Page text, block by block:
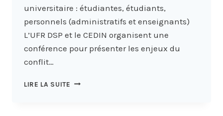
universitaire : étudiantes, étudiants,
personnels (administratifs et enseignants)
L’UFR DSP et le CEDIN organisent une
conférence pour présenter les enjeux du
conflit…
LIRE LA SUITE L’UKRAINE